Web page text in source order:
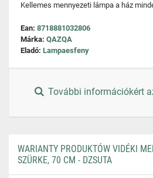
Kellemes mennyezeti lámpa a ház
Ean: 8718881032806
Márka: QAZQA
Eladó: Lampaesfeny
További információkért
WARIANTY PRODUKTÓW VIDÉKI
SZÜRKE, 70 CM - DZSUTA